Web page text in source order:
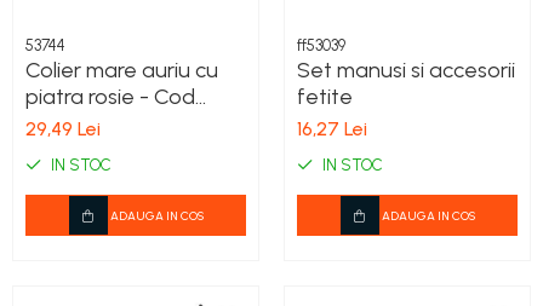
53744
Colier mare auriu cu
piatra rosie - Cod
53744
29,49 Lei
IN STOC
ADAUGA IN COS
ff53039
Set manusi si accesorii
fetite
16,27 Lei
IN STOC
ADAUGA IN COS